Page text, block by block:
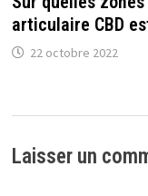
articulaire CBD
22 octobre 2022
Laisser un